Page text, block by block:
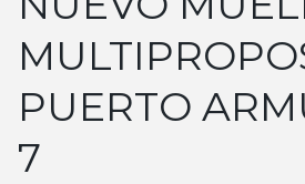
PUERTO
7